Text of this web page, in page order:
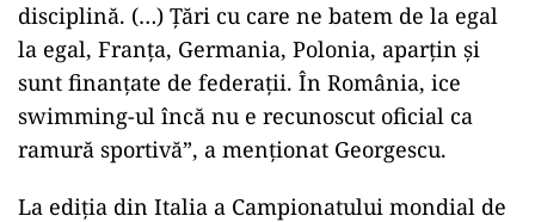
disciplină. (…) Țări cu care ne batem de la egal
la egal, Franța, Germania, Polonia, aparțin și
sunt finanțate de federații. În România, ice
swimming-ul încă nu e recunoscut oficial ca
ramură sportivă”, a menționat Georgescu.
La ediția din Italia a Campionatului mondial de